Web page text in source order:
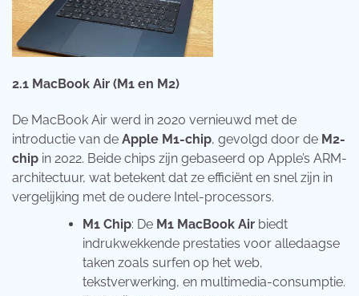
2.1 MacBook Air (M1 en M2)
De MacBook Air werd in 2020 vernieuwd met de
introductie van de Apple M1-chip, gevolgd door de M2-
chip in 2022. Beide chips zijn gebaseerd op Apple’s ARM-
architectuur, wat betekent dat ze efficiënt en snel zijn in
vergelijking met de oudere Intel-processors.
M1 Chip: De M1 MacBook Air biedt
indrukwekkende prestaties voor alledaagse
taken zoals surfen op het web,
tekstverwerking, en multimedia-consumptie.